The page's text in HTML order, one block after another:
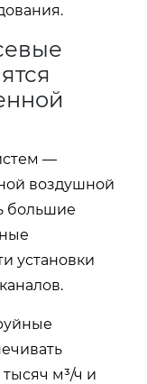
—
воздушной
большие
установки
м³/ч и